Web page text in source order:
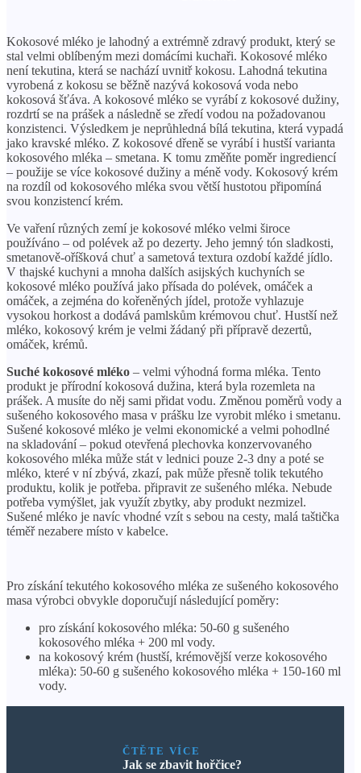
Kokosové mléko je lahodný a extrémně zdravý produkt, který se
stal velmi oblíbeným mezi domácími kuchaři. Kokosové mléko
není tekutina, která se nachází uvnitř kokosu. Lahodná tekutina
vyrobená z kokosu se běžně nazývá kokosová voda nebo
kokosová šťáva. A kokosové mléko se vyrábí z kokosové dužiny,
rozdrtí se na prášek a následně se zředí vodou na požadovanou
konzistenci. Výsledkem je neprůhledná bílá tekutina, která vypadá
jako kravské mléko. Z kokosové dřeně se vyrábí i hustší varianta
kokosového mléka – smetana. K tomu změňte poměr ingrediencí
– použije se více kokosové dužiny a méně vody. Kokosový krém
na rozdíl od kokosového mléka svou větší hustotou připomíná
svou konzistencí krém.
Ve vaření různých zemí je kokosové mléko velmi široce
používáno – od polévek až po dezerty. Jeho jemný tón sladkosti,
smetanově-oříšková chuť a sametová textura ozdobí každé jídlo.
V thajské kuchyni a mnoha dalších asijských kuchyních se
kokosové mléko používá jako přísada do polévek, omáček a
omáček, a zejména do kořeněných jídel, protože vyhlazuje
vysokou horkost a dodává pamlskům krémovou chuť. Hustší než
mléko, kokosový krém je velmi žádaný při přípravě dezertů,
omáček, krémů.
Suché kokosové mléko – velmi výhodná forma mléka. Tento
produkt je přírodní kokosová dužina, která byla rozemleta na
prášek. A musíte do něj sami přidat vodu. Změnou poměrů vody a
sušeného kokosového masa v prášku lze vyrobit mléko i smetanu.
Sušené kokosové mléko je velmi ekonomické a velmi pohodlné
na skladování – pokud otevřená plechovka konzervovaného
kokosového mléka může stát v lednici pouze 2-3 dny a poté se
mléko, které v ní zbývá, zkazí, pak může přesně tolik tekutého
produktu, kolik je potřeba. připravit ze sušeného mléka. Nebude
potřeba vymýšlet, jak využít zbytky, aby produkt nezmizel.
Sušené mléko je navíc vhodné vzít s sebou na cesty, malá taštička
téměř nezabere místo v kabelce.
Pro získání tekutého kokosového mléka ze sušeného kokosového
masa výrobci obvykle doporučují následující poměry:
pro získání kokosového mléka: 50-60 g sušeného
kokosového mléka + 200 ml vody.
na kokosový krém (hustší, krémovější verze kokosového
mléka): 50-60 g sušeného kokosového mléka + 150-160 ml
vody.
ČTĚTE VÍCE
Jak se zbavit hořčice?